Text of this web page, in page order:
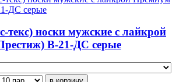
текс) носки мужские с лайкрой
В-21-ДС серые